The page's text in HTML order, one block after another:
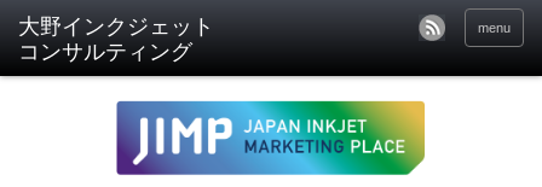
menu